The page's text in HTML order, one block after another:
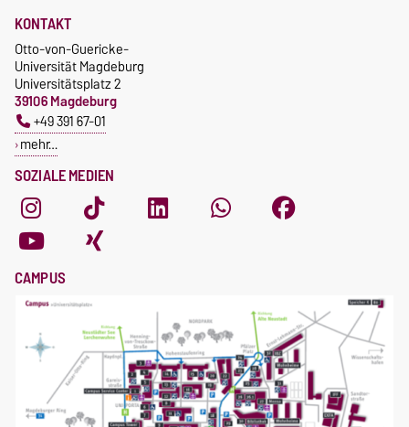
SOZIALE MEDIEN
KONTAKT
Otto-von-Guericke-
Universität Magdeburg
Universitätsplatz 2
39106 Magdeburg
+49 391 67-01
mehr…
CAMPUS